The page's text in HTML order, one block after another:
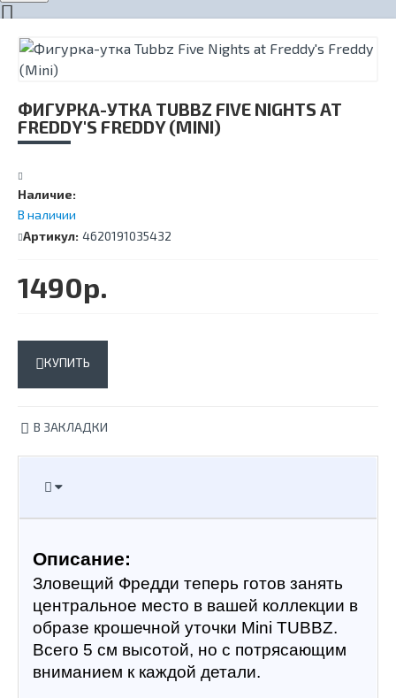
ФИГУРКА-УТКА TUBBZ FIVE NIGHTS AT
FREDDY'S FREDDY (MINI)
Наличие:
В наличии
Артикул: 4620191035432
1490р.
КУПИТЬ
В ЗАКЛАДКИ
Описание:
Зловещий Фредди теперь готов занять
центральное место в вашей коллекции в
образе крошечной уточки Mini TUBBZ.
Всего 5 см высотой, но с потрясающим
вниманием к каждой детали.